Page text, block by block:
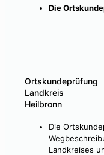
Die
Ortskundeprüfung
Landkreis
Heilbronn
Die
Landkreises